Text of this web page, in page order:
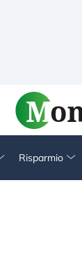
Risparmio